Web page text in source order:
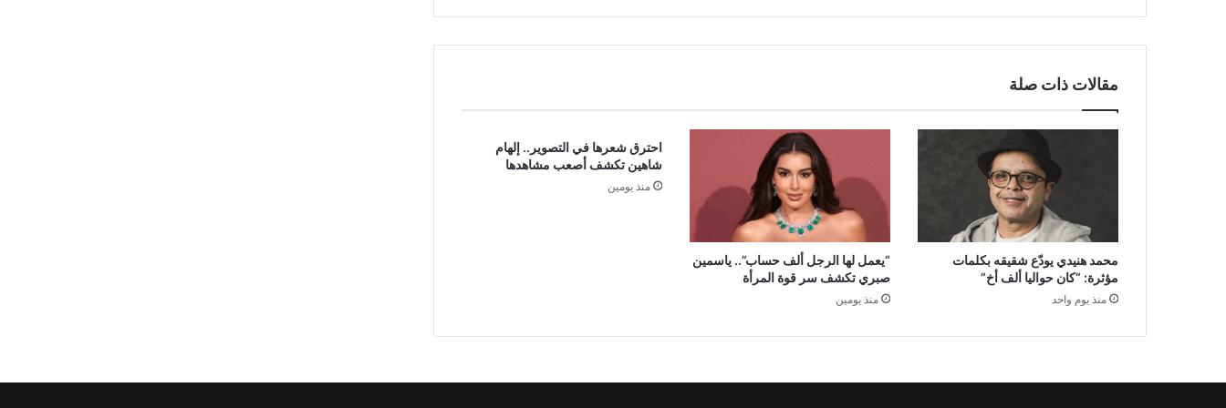
ردّها
مقالات ذات صلة
محمد هنيدي يودّع شقيقه بكلمات
مؤثرة: “كان حواليا ألف أخ”
منذ يوم واحد
“يعمل لها الرجل ألف حساب”.. ياسمين
صبري تكشف سر قوة المرأة
منذ يومين
احترق شعرها في التصوير.. إلهام
شاهين تكشف أصعب مشاهدها
منذ يومين